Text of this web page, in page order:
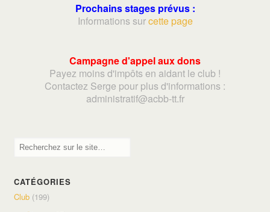
Prochains stages prévus :
Informations surcette page
Campagne d'appel aux dons
Payez moins d'impôts en aidant le club !
Contactez Serge pour plus d'informations :
administratif@acbb-tt.fr
CATÉGORIES
Club (199)